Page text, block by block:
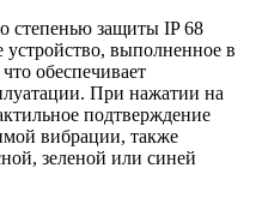
степенью защиты IP 68
устройство, выполненное в
обеспечивает
При нажатии на
подтверждение
вибрации, также
зеленой или синей